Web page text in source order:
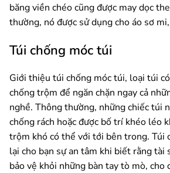
băng viền chéo cũng được may dọc
thường, nó được sử dụng cho áo sơ
Túi chống móc túi
Giới thiệu túi chống móc túi, loại túi
chống trộm để ngăn chặn ngay cả
nghề. Thông thường, những chiếc túi
chống rách hoặc được bố trí khéo léo
trộm khó có thể với tới bên trong. Túi
lại cho bạn sự an tâm khi biết rằng tài
bảo vệ khỏi những bàn tay tò mò, cho